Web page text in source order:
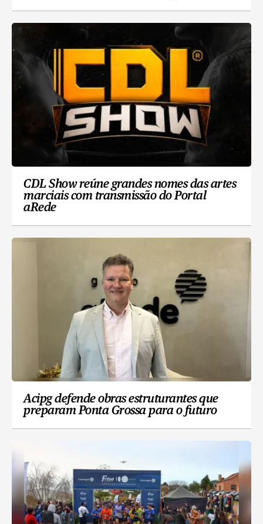
CDL Show reúne grandes nomes das artes
marciais com transmissão do Portal
aRede
Acipg defende obras estruturantes que
preparam Ponta Grossa para o futuro